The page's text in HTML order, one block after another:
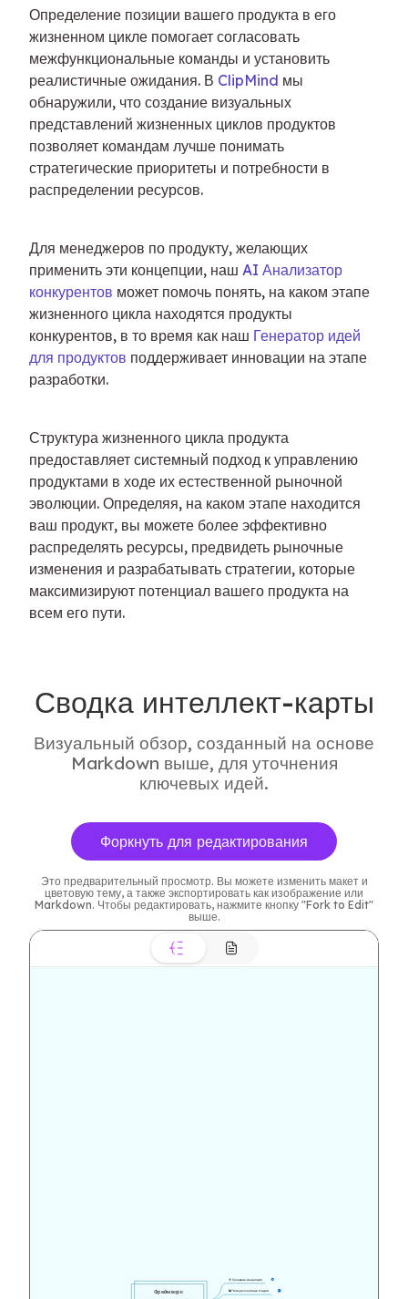
Определение позиции вашего продукта в его
жизненном цикле помогает согласовать
межфункциональные команды и установить
реалистичные ожидания. В ClipMind мы
обнаружили, что создание визуальных
представлений жизненных циклов продуктов
позволяет командам лучше понимать
стратегические приоритеты и потребности в
распределении ресурсов.
Для менеджеров по продукту, желающих
применить эти концепции, наш AI Анализатор
конкурентов может помочь понять, на каком этапе
жизненного цикла находятся продукты
конкурентов, в то время как наш Генератор идей
для продуктов поддерживает инновации на этапе
разработки.
Структура жизненного цикла продукта
предоставляет системный подход к управлению
продуктами в ходе их естественной рыночной
эволюции. Определяя, на каком этапе находится
ваш продукт, вы можете более эффективно
распределять ресурсы, предвидеть рыночные
изменения и разрабатывать стратегии, которые
максимизируют потенциал вашего продукта на
всем его пути.
Сводка интеллект-карты
Визуальный обзор, созданный на основе
Markdown выше, для уточнения
ключевых идей.
Форкнуть для редактирования
Это предварительный просмотр. Вы можете изменить макет и
цветовую тему, а также экспортировать как изображение или
Markdown. Чтобы редактировать, нажмите кнопку "Fork to Edit"
выше.
🎯 Основная концепция
📊 Четыре основные стадии 20
Фреймворк